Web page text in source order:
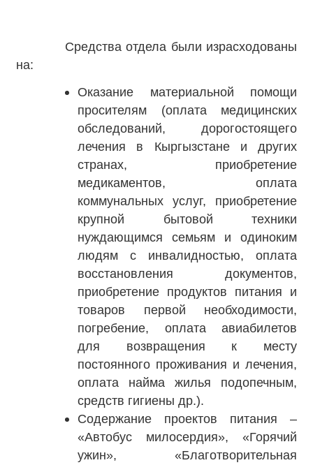
Средства отдела были израсходованы
на:
Оказание материальной помощи
просителям (оплата медицинских
обследований, дорогостоящего
лечения в Кыргызстане и других
странах, приобретение
медикаментов, оплата
коммунальных услуг, приобретение
крупной бытовой техники
нуждающимся семьям и одиноким
людям с инвалидностью, оплата
восстановления документов,
приобретение продуктов питания и
товаров первой необходимости,
погребение, оплата авиабилетов
для возвращения к месту
постоянного проживания и лечения,
оплата найма жилья подопечным,
средств гигиены др.).
Содержание проектов питания –
«Автобус милосердия», «Горячий
ужин», «Благотворительная